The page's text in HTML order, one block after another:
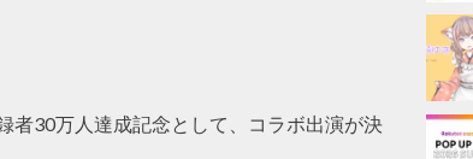
者30万人達成記念として、コラボ出演が決